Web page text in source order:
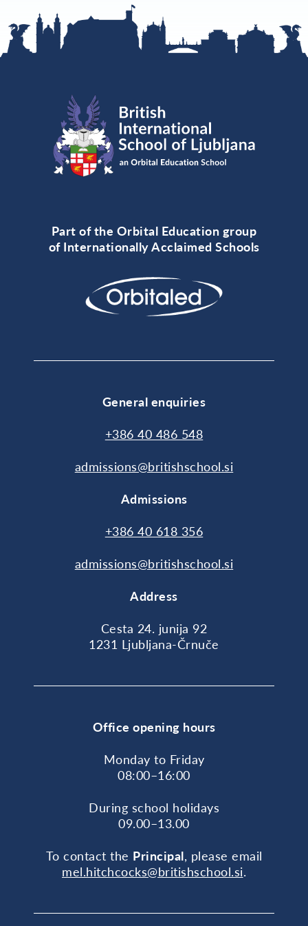
Part of the Orbital Education group
of Internationally Acclaimed Schools
General enquiries
+386 40 486 548
admissions@britishschool.si
Admissions
+386 40 618 356
admissions@britishschool.si
Address
Cesta 24. junija 92
1231 Ljubljana-Črnuče
Office opening hours
Monday to Friday
08:00–16:00
During school holidays
09.00–13.00
To contact the Principal, please email
mel.hitchcocks@britishschool.si.